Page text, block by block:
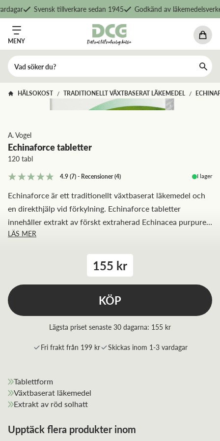
Svensk tillverkare sedan 1945 Godkänd av läkemedelsverket
MENY
HÄLSOKOST / TRADITIONELLT VÄXTBASERAT LÄKEMEDEL /
A. Vogel
Echinaforce tabletter
120 tabl
4.9(7)- Recensioner(4) I lager
Echinaforce är ett traditionellt växtbaserat läkemedel och
en direkthjälp vid förkylning. Echinaforce tabletter
innehåller extrakt av förskt extraherad Echinacea purpurea
(röd solhatt) som traditionellt använts för lindring av
en dos Echinaforce. Då lindras dina symptom snabbt.
LÄS MER
155 kr
KÖP
Lägsta priset senaste 30 dagarna: 155 kr
Fri frakt från 199 kr Skickas inom 1-3 vardagar
Tablettform
Växtbaserat läkemedel
Extrakt av röd solhatt
Upptäck flera produkter inom